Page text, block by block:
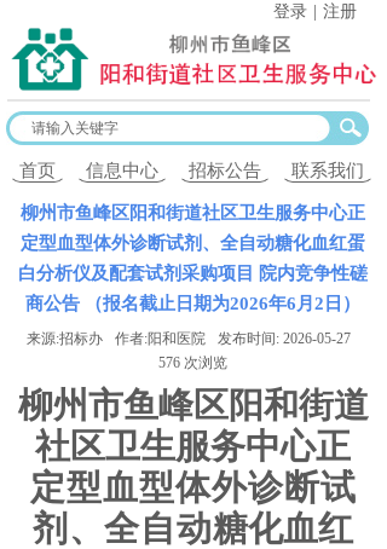
登录 注册
首页 信息中心 招标公告 联系我们
柳州市鱼峰区阳和街道社区卫生服务中心正
定型血型体外诊断试剂、全自动糖化血红蛋
白分析仪及配套试剂采购项目 院内竞争性磋
商公告 （报名截止日期为2026年6月2日）
来源:招标办 作者:阳和医院 发布时间: 2026-05-27
576 次浏览
柳州市鱼峰区阳和街道
社区卫生服务中心正
定型血型体外诊断试
剂 、 全自动糖化血红